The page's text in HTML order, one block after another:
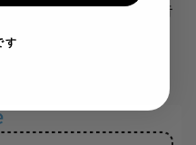
、ノイズが多くなったり、音
て再生し、お楽しみくださ
す